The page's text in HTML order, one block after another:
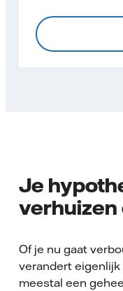
Je
verhuizen
Of je nu gaat
verandert eigenlijk
meestal een